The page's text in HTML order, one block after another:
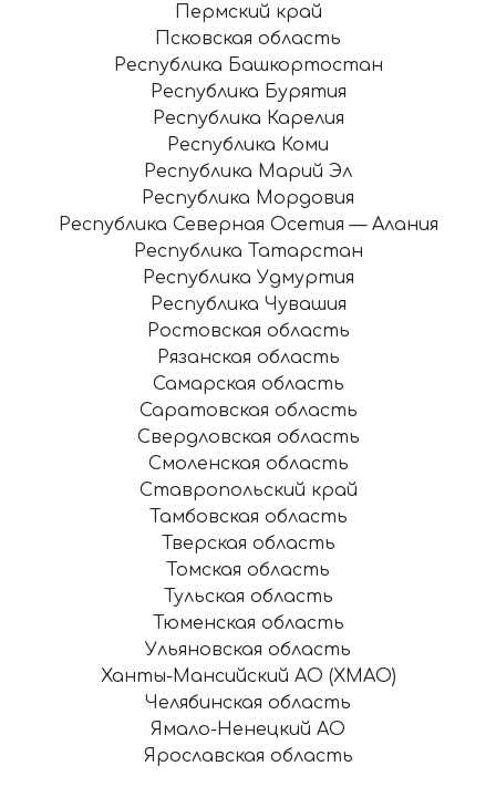
Пермский край
Псковская область
Республика Башкортостан
Республика Бурятия
Республика Карелия
Республика Коми
Республика Марий Эл
Республика Мордовия
Республика Северная Осетия — Алания
Республика Татарстан
Республика Удмуртия
Республика Чувашия
Ростовская область
Рязанская область
Самарская область
Саратовская область
Свердловская область
Смоленская область
Ставропольский край
Тамбовская область
Тверская область
Томская область
Тульская область
Тюменская область
Ульяновская область
Ханты-Мансийский АО (ХМАО)
Челябинская область
Ямало-Ненецкий АО
Ярославская область